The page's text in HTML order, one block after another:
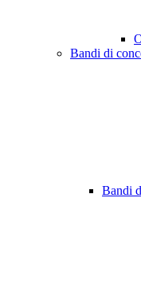
Bandi di
Bandi